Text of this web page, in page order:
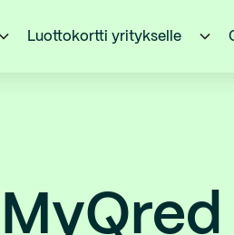
Luottokortti yritykselle